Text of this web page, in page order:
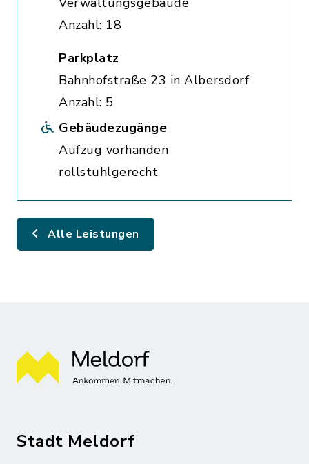
Anzahl: 18
Parkplatz
Bahnhofstraße 23 in Albersdorf
Anzahl: 5
Gebäudezugänge
Aufzug vorhanden
rollstuhlgerecht
Alle Leistungen
Stadt Meldorf